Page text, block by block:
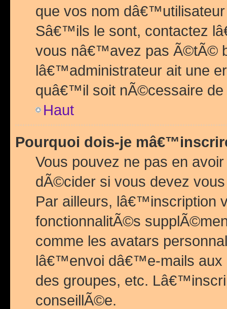
que vos nom
Sâ€™ils le sont, contactez
vous nâ€™avez pas Ã©tÃ©
lâ€™administrateur ait une
quâ€™il soit nÃ©cessaire de
Haut
Pourquoi dois-je
Vous pouvez ne pas en
dÃ©cider si vous devez
Par ailleurs, lâ€™inscription
fonctionnalitÃ©s
comme les avatars
lâ€™envoi dâ€™e-mails
des groupes, etc.
conseillÃ©e.